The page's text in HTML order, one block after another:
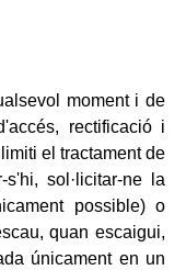
moment i de
rectificació i
el tractament de
sol·licitar-ne la
possible) o
quan escaigui,
únicament en un